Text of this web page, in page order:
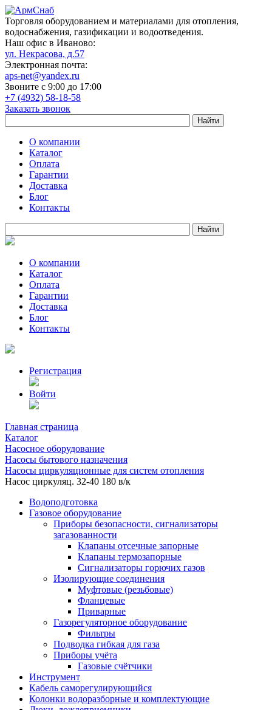
Торговля оборудованием и материалами для отопления,
водоснабжения, газификации и водоотведения.
Наш офис в Иваново:
ул. Некрасова, д.57
Электронная почта:
aps-net@yandex.ru
Звоните с 9:00 до 17:00
+7 (4932) 58-18-58
Заказать звонок
О компании
Каталог
Оплата
Гарантии
Доставка
Блог
Контакты
О компании
Каталог
Оплата
Гарантии
Доставка
Блог
Контакты
Регистрация
Войти
Главная страница
Каталог
Насосное оборудование
Насосы бытового назначения
Насосы циркуляционные для систем отопления
Насос циркуляц. 32-40 180 в/к
Водоподготовка
Газовое оборудование
Приборы безопасности, сигнализаторы
загазованности
Клапаны отсечные запорные
Клапаны термозапорные
Сигнализаторы горючих газов
Изолирующие соединения
Муфтовые (резьбовые)
Фланцевые
Приварные
Газорегуляторное оборудование
Фильтры
Подводка гибкая для газа
Приборы учёта
Газовые счётчики
Инструмент
Кабель саморегулирующийся
Колонки водоразборные и комплектующие